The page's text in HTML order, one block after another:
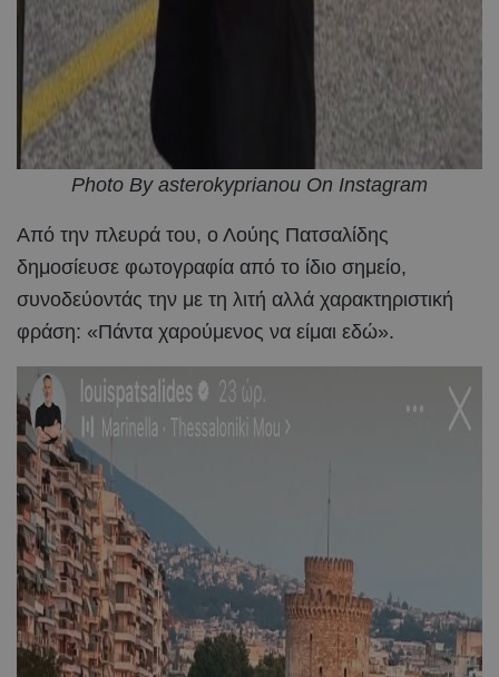
Photo By asterokyprianou On Instagram
Από την πλευρά του, ο Λούης Πατσαλίδης
δημοσίευσε φωτογραφία από το ίδιο σημείο,
συνοδεύοντάς την με τη λιτή αλλά χαρακτηριστική
φράση: «Πάντα χαρούμενος να είμαι εδώ».